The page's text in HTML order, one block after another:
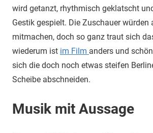
wird getanzt, rhythmisch geklatscht
Gestik gespielt. Die Zuschauer würden
mitmachen, doch so ganz traut sich
wiederum ist im Film anders und
sich die doch noch etwas steifen
Scheibe abschneiden.
Musik mit Aussage